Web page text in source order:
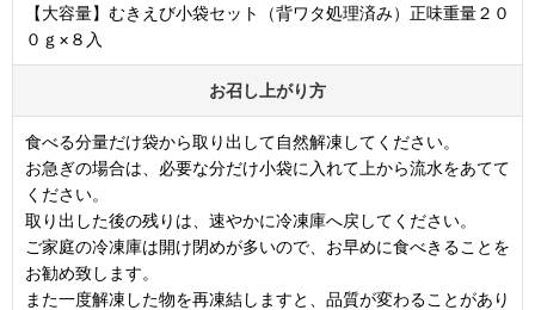
【大容量】むきえび小袋セット（背ワタ処理済み）正味重量２０
０ｇ×８入
お召し上がり方
食べる分量だけ袋から取り出して自然解凍してください。
お急ぎの場合は、必要な分だけ小袋に入れて上から流水をあてて
ください。
取り出した後の残りは、速やかに冷凍庫へ戻してください。
ご家庭の冷凍庫は開け閉めが多いので、お早めに食べきることを
お勧め致します。
また一度解凍した物を再凍結しますと、品質が変わることがあり